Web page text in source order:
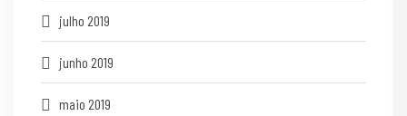
julho 2019
junho 2019
maio 2019